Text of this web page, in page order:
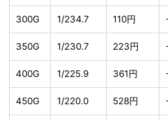
300G 1/234.7 110円
350G 1/230.7 223円
400G 1/225.9 361円
450G 1/220.0 528円